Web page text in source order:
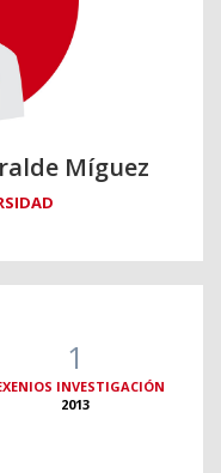
Míguez
1
INVESTIGACIÓN
2013